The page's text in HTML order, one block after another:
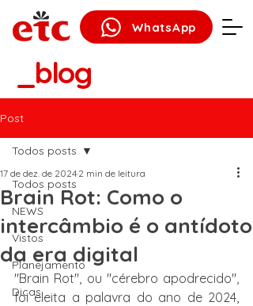
WhatsApp
_blog
Post
Todos posts
NEWS
Vistos
Planejamento
Dicas
Todos posts
Brain Rot: Como o
intercâmbio é o antídoto
da era digital
17 de dez. de 2024 2 min de leitura
"Brain Rot", ou "cérebro apodrecido",
foi eleita a palavra do ano de 2024,